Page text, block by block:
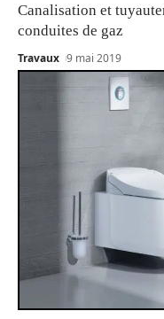
Canalisation et
conduites de gaz
Travaux 9 mai 2019